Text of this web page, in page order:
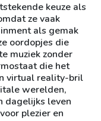
keuze als
ze vaak
als gemak
oordopjes die
muziek zonder
die het
virtual reality-bril
werelden,
dagelijks leven
plezier en